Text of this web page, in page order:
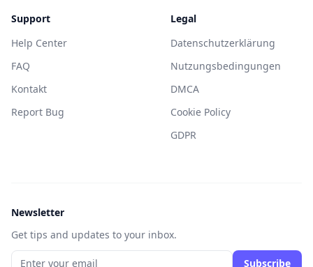
Support
Help Center
FAQ
Kontakt
Report Bug
Legal
Datenschutzerklärung
Nutzungsbedingungen
DMCA
Cookie Policy
GDPR
Newsletter
Get tips and updates to your inbox.
Subscribe